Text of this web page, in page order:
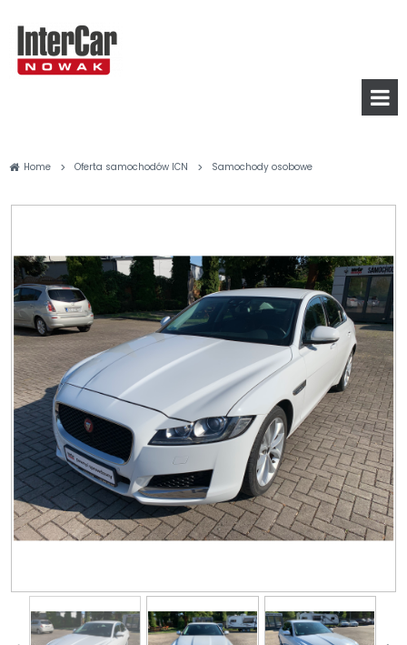
Home > Oferta samochodów ICN > Samochody osobowe